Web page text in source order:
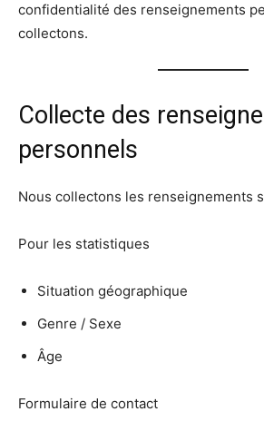
confidentialité des renseignements
collectons.
Collecte des
personnels
Nous collectons les renseignements
Pour les statistiques
Situation géographique
Genre / Sexe
Âge
Formulaire de contact